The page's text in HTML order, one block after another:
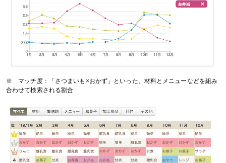
※ マッチ度：「さつまいも×おかず」といった、材料とメニューなどを組み
合わせて検索される割合